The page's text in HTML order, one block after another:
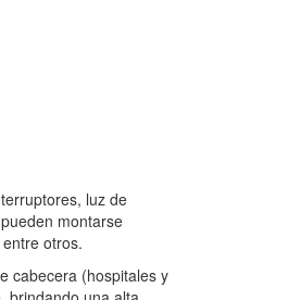
luz de
montarse
otros.
cabecera (hospitales y